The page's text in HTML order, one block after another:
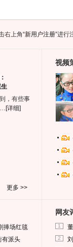
右上角“新用户注册”进行
，有些事
[详细]
更多 >>
视频
捧场红毯
有派头
网友
1
2